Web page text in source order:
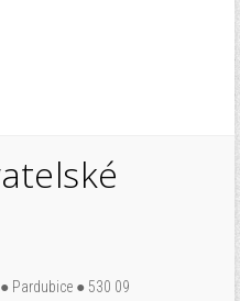
Pardubice ● 530 09